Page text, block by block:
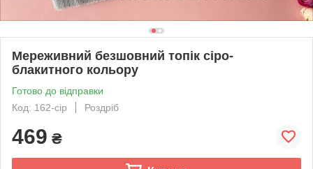
Мереживний безшовний топік сіро-
блакитного кольору
Готово до відправки
Код: 162-сір
Роздріб
469 ₴